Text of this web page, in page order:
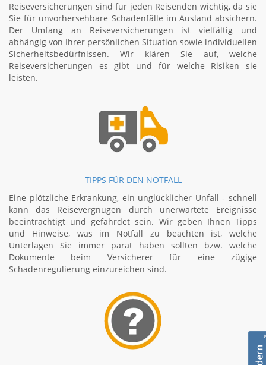
Reiseversicherungen sind für jeden Reisenden wichtig, da sie
Sie für unvorhersehbare Schadenfälle im Ausland absichern.
Der Umfang an Reiseversicherungen ist vielfältig und
abhängig von Ihrer persönlichen Situation sowie individuellen
Sicherheitsbedürfnissen. Wir klären Sie auf, welche
Reiseversicherungen es gibt und für welche Risiken sie
leisten.
TIPPS FÜR DEN NOTFALL
Eine plötzliche Erkrankung, ein unglücklicher Unfall - schnell
kann das Reisevergnügen durch unerwartete Ereignisse
beeinträchtigt und gefährdet sein. Wir geben Ihnen Tipps
und Hinweise, was im Notfall zu beachten ist, welche
Unterlagen Sie immer parat haben sollten bzw. welche
Dokumente beim Versicherer für eine zügige
Schadenregulierung einzureichen sind.